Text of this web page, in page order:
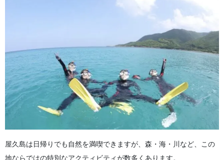
屋久島は日帰りでも自然を満喫できますが、森・海・川など、この
地ならではの特別なアクティビティが数多くあります。